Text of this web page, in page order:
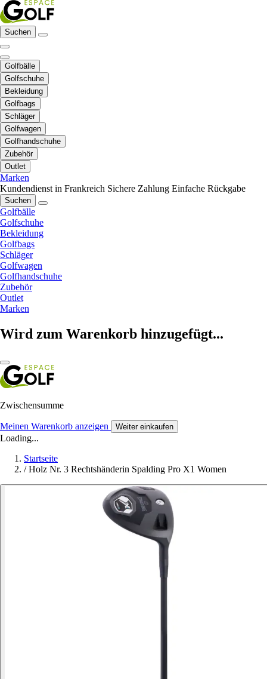
Suchen
Golfbälle
Golfschuhe
Bekleidung
Golfbags
Schläger
Golfwagen
Golfhandschuhe
Zubehör
Outlet
Marken
Kundendienst in Frankreich Sichere Zahlung Einfache Rückgabe
Suchen
Golfbälle
Golfschuhe
Bekleidung
Golfbags
Schläger
Golfwagen
Golfhandschuhe
Zubehör
Outlet
Marken
Wird zum Warenkorb hinzugefügt...
Zwischensumme
Meinen Warenkorb anzeigen Weiter einkaufen
Loading...
Startseite
/ Holz Nr. 3 Rechtshänderin Spalding Pro X1 Women